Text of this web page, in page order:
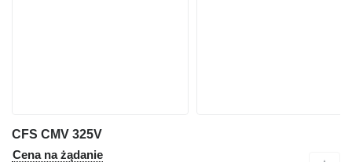
CFS CMV 325V
Cena na żądanie